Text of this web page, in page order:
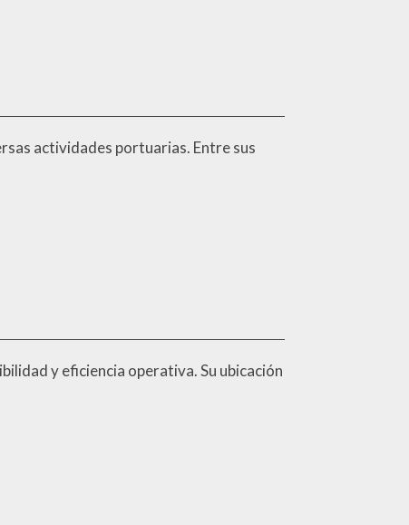
actividades portuarias. Entre sus
y eficiencia operativa. Su ubicación